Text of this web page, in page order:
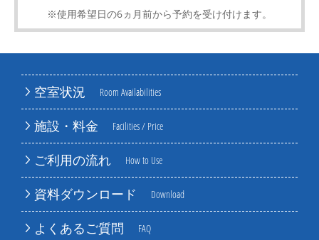
空室状況 Room Availabilities
施設・料金 Facilities / Price
ご利用の流れ How to Use
資料ダウンロード Download
よくあるご質問 FAQ
※使用希望日の6ヵ月前から予約を受け付けます。